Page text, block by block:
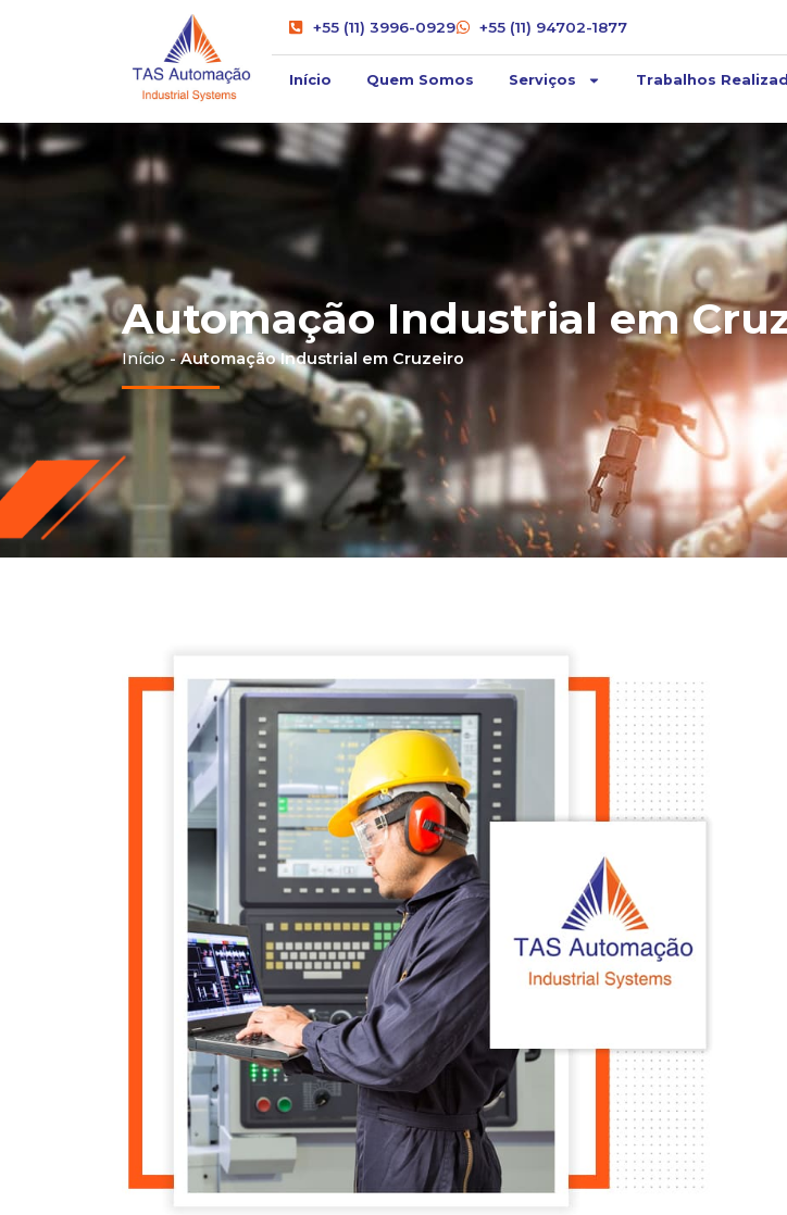
+55 (11) 3996-0929 +55 (11) 94702-1877
Início Quem Somos Serviços Trabalhos
Automação Industrial em
Início-Automação Industrial em Cruzeiro